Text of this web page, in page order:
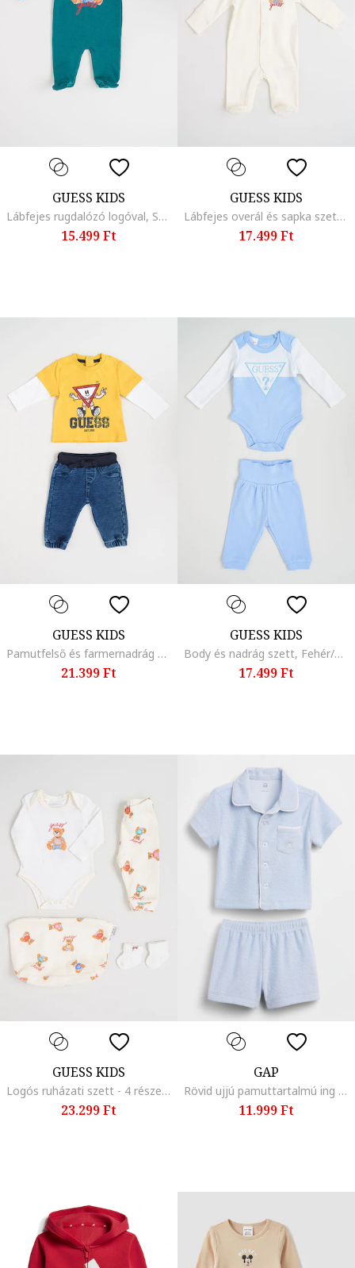
GUESS KIDS
Lábfejes rugdalózó logóval, Sötétzöld
15.499 Ft
GUESS KIDS
Lábfejes overál és sapka szett hímzett logóval, Csontszín
17.499 Ft
GUESS KIDS
Pamutfelső és farmernadrág szett - 2 részes, Sötétkék/Mustársárga
21.399 Ft
GUESS KIDS
Body és nadrág szett, Fehér/Világoskék
17.499 Ft
GUESS KIDS
Logós ruházati szett - 4 részes, Törtfehér
23.299 Ft
GAP
Rövid ujjú pamuttartalmú ing és rövidnadrág szett, Pasztellkék
11.999 Ft